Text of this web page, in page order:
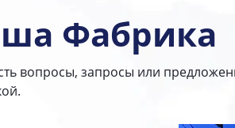
Фабрика
вопросы, запросы или